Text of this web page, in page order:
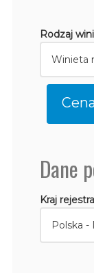
Rodzaj
Dane
Kraj